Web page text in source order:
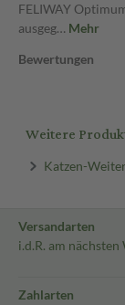
FELIWAY
ausgeg… Mehr
Bewertungen
Weitere
Katzen-
Versandarten
i.d.R. am nächsten
Zahlarten